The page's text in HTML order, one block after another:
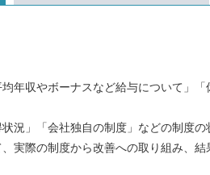
年収やボーナスなど給与について」「
況」「会社独自の制度」などの制度の
実際の制度から改善への取り組み、